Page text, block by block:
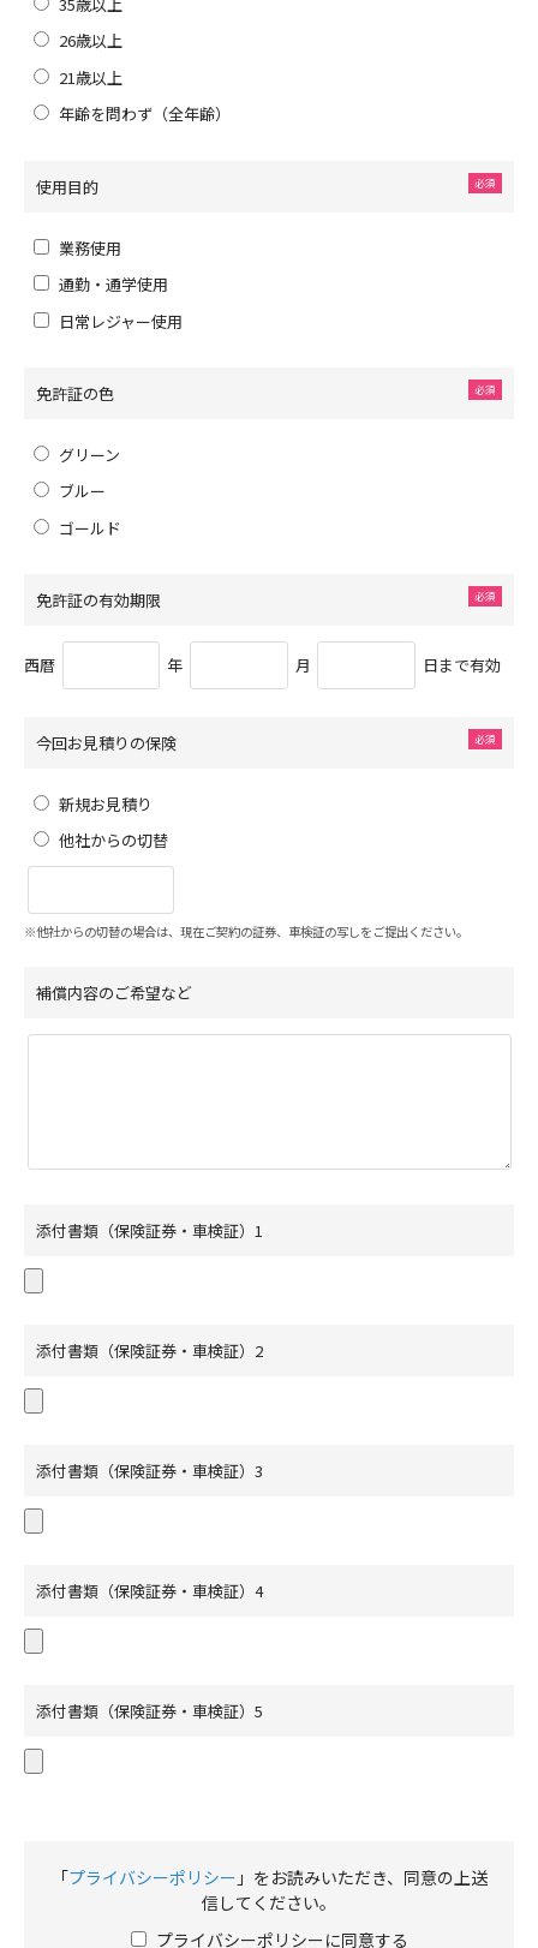
26歳以上
21歳以上
年齢を問わず（全年齢）
使用目的
業務使用
通勤・通学使用
日常レジャー使用
免許証の色
グリーン
ブルー
ゴールド
免許証の有効期限
西暦 年 月 日まで有効
今回お見積りの保険
新規お見積り
他社からの切替
※他社からの切替の場合は、現在ご契約の証券、車検証の写しをご提出ください。
補償内容のご希望など
添付書類（保険証券・車検証）1
添付書類（保険証券・車検証）2
添付書類（保険証券・車検証）3
添付書類（保険証券・車検証）4
添付書類（保険証券・車検証）5
「プライバシーポリシー 」をお読みいただき、同意の上送
信してください。
プライバシーポリシーに同意する